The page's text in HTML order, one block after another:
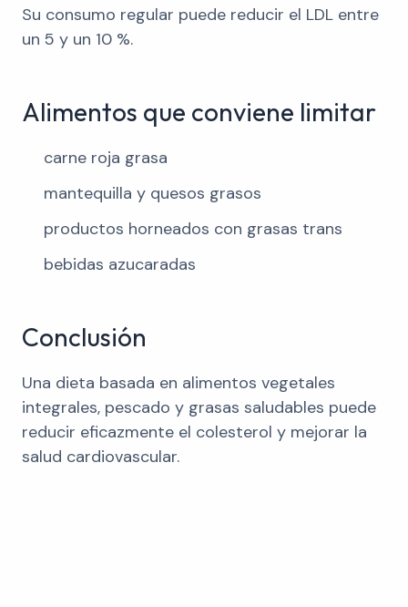
Su consumo regular puede reducir el LDL entre
un 5 y un 10 %.
Alimentos que conviene limitar
carne roja grasa
mantequilla y quesos grasos
productos horneados con grasas trans
bebidas azucaradas
Conclusión
Una dieta basada en alimentos vegetales
integrales, pescado y grasas saludables puede
reducir eficazmente el colesterol y mejorar la
salud cardiovascular.